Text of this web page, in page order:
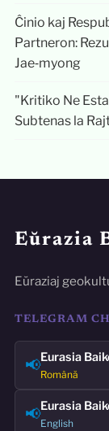
Ĉinio kaj
Partneron:
Jae‑myong
"Kritiko Ne
Subtenas la
Eŭrazia
Eŭraziaj
TELEGRAM
📢Eurasia
Română
📢Eurasia
English